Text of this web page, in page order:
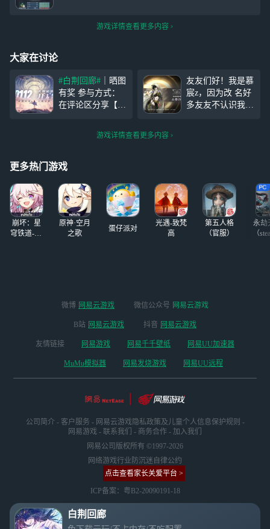
白荆回廊
游戏详情查看更多内容
大家在讨论
#白荆回廊# ｜晒图
有奖 参与方式：
在评论区分享【手
截图】
即视为参与成功；
机抽2位友友获得
【活动时间】202
4/1/11-2024/
友友们好！我是慕
宸z，因为改 名好
多友友不认识我
4-1.16 ios的友友提
前告知
——————
游戏详情查看更多内容
更多热门游戏
崩坏：星
穹铁道-4.4
原神·空月
之歌
蛋仔派对
光遇-致梵
高
第五人格
（官服）
永劫
（
微博 网易云游戏 微信公众号 网易云游戏
B站 网易云游戏 抖音 网易云游戏
友情链接 网易游戏 网易千千壁纸 网易UU加速器
MuMu模拟器 网易发烧游戏 网易UU远程
公司简介 - 客户服务 - 网易云游戏隐私政策及儿童个人信息保护规则 -
网易游戏 - 联系我们 - 商务合作 - 加入我们
网易公司版权所有 ©1997-2026
网络游戏行业防沉迷自律公约
点击查看家长关爱平台 >
ICP备案：粤B2-20090191-18